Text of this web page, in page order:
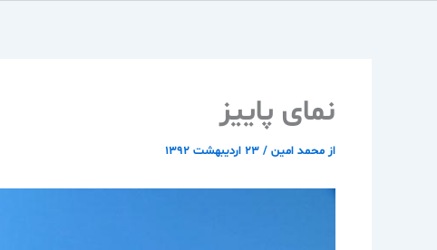
نمای پاییز
از محمد امین / ۲۳ اردیبهشت ۱۳۹۲